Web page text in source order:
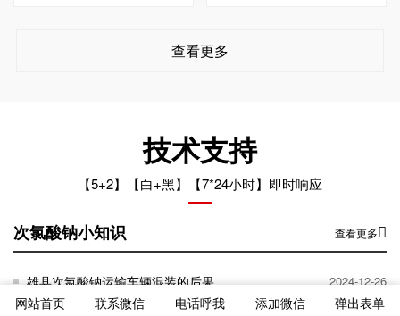
查看更多
技术支持
【5+2】【白+黑】【7*24小时】即时响应
次氯酸钠小知识 查看更多
雄县次氯酸钠运输车辆混装的后果 2024-12-26
网站首页 联系微信 电话呼我 添加微信 弹出表单